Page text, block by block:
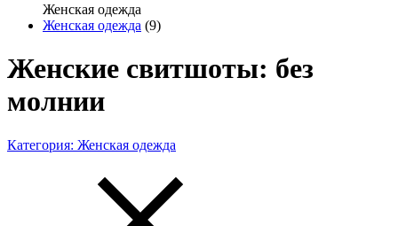
Женская одежда
Женская одежда (9)
Женские свитшоты: без
молнии
Категория: Женская одежда